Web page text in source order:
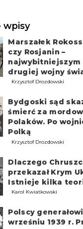
wpisy
Marszałek
czy Rosjanin –
najwybitniejszym
drugiej wojny
Krzysztof Drozdowski
Bydgoski sąd
śmierć za
Polaków. Po
Polką
Krzysztof Drozdowski
Dlaczego
przekazał Krym
Istnieje kilka
Karol Kwiatkowski
Polscy
wrześniu 1939 r.